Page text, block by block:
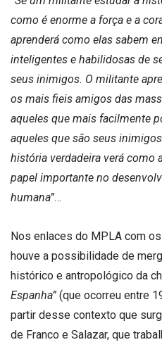
como é enorme a força e a
aprenderá como elas sabem
inteligentes e habilidosas de
seus inimigos. O militante
os mais fieis amigos das
aqueles que mais facilmente
aqueles que são seus
história verdadeira verá como
papel importante no
humana”…
Nos enlaces do MPLA com
houve a possibilidade de
histórico e antropológico da
Espanha” (que ocorreu entre
partir desse contexto que
de Franco e Salazar, que